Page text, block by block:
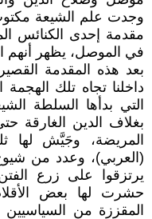
وجدت علم الشيعة
مقدمة إحدى الكنائس
في الموصل، يظهر أنهم
بعد هذه المقدمة
داخلنا تجاه تلك الهجمة
التي بدأها السلطة
بغلاف الدين الغارقة
المريضة، وجَيَّش لها
(العربي)، وعدد من شيوخ
يرتزقوا على زرع
حشرت لها بعض
المقززة من